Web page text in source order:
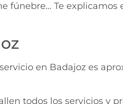
fúnebre… Te explicamos
en Badajoz es
todos los servicios y